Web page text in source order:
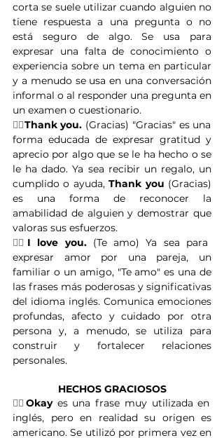
corta se suele utilizar cuando alguien no
tiene respuesta a una pregunta o no
está seguro de algo. Se usa para
expresar una falta de conocimiento o
experiencia sobre un tema en particular
y a menudo se usa en una conversación
informal o al responder una pregunta en
un examen o cuestionario.
👉🏽Thank you. (Gracias) "Gracias" es una
forma educada de expresar gratitud y
aprecio por algo que se le ha hecho o se
le ha dado. Ya sea recibir un regalo, un
cumplido o ayuda, Thank you (Gracias)
es una forma de reconocer la
amabilidad de alguien y demostrar que
valoras sus esfuerzos.
👉🏽 I love you. (Te amo) Ya sea para
expresar amor por una pareja, un
familiar o un amigo, "Te amo" es una de
las frases más poderosas y significativas
del idioma inglés. Comunica emociones
profundas, afecto y cuidado por otra
persona y, a menudo, se utiliza para
construir y fortalecer relaciones
personales.
HECHOS GRACIOSOS
👉🏽 Okay es una frase muy utilizada en
inglés, pero en realidad su origen es
americano. Se utilizó por primera vez en